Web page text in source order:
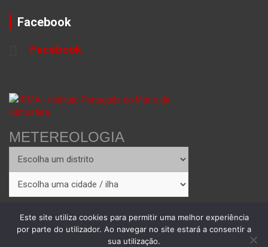
Facebook
Facebook
METEREOLOGIA
Copyright © 2026 Theme by:
Este site utiliza cookies para permitir uma melhor experiência
por parte do utilizador. Ao navegar no site estará a consentir a
sua utilização.